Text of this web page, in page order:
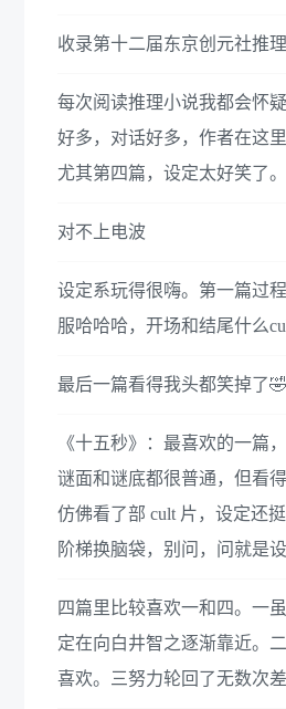
收录第十二届东京创元社推
每次阅读推理小说我都会怀
好多，对话好多，作者在这
尤其第四篇，设定太好笑了
对不上电波
设定系玩得很嗨。第一篇过
服哈哈哈，开场和结尾什么
最后一篇看得我头都笑掉了🤣
《十五秒》：最喜欢的一篇
谜面和谜底都很普通，但看
仿佛看了部 cult 片，设定还
阶梯换脑袋，别问，问就是
四篇里比较喜欢一和四。一
定在向白井智之逐渐靠近。
喜欢。三努力轮回了无数次